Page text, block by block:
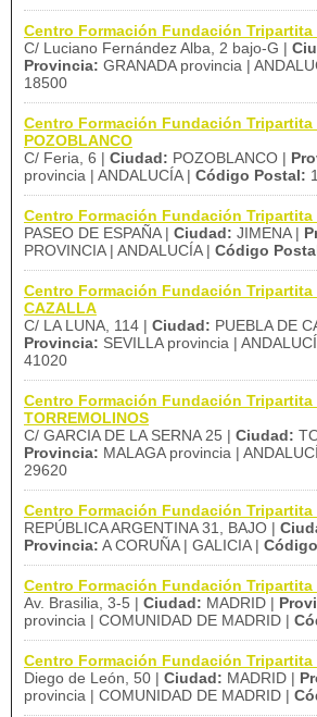
Centro Formación Fundación Tripartita
C/ Luciano Fernández Alba, 2 bajo-G |
Provincia: GRANADA provincia |
18500
Centro Formación Fundación Tripartita
POZOBLANCO
C/ Feria, 6 | Ciudad: POZOBLANCO |
provincia | ANDALUCÍA | Código Postal:
Centro Formación Fundación Tripartita
PASEO DE ESPAÑA | Ciudad: JIMENA |
PROVINCIA | ANDALUCÍA | Código
Centro Formación Fundación Tripartita
CAZALLA
C/ LA LUNA, 114 | Ciudad: PUEBLA DE
Provincia: SEVILLA provincia |
41020
Centro Formación Fundación Tripartita
TORREMOLINOS
C/ GARCIA DE LA SERNA 25 | Ciudad:
Provincia: MALAGA provincia |
29620
Centro Formación Fundación Tripartita
REPÚBLICA ARGENTINA 31, BAJO |
Provincia: A CORUÑA | GALICIA |
Centro Formación Fundación Tripartita
Av. Brasilia, 3-5 | Ciudad: MADRID |
provincia | COMUNIDAD DE MADRID |
Centro Formación Fundación Tripartita
Diego de León, 50 | Ciudad: MADRID |
provincia | COMUNIDAD DE MADRID |